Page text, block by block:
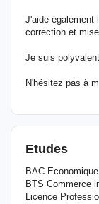
J'aide également
correction et
Je suis
N'hésitez pas à
Etudes
BAC
BTS Commerce
Licence